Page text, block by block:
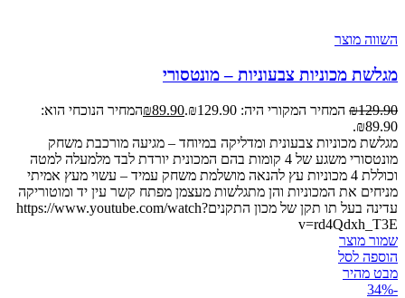
השווה מוצר
מגלשת מכוניות צבעוניות – מונטסורי
₪129.90 המחיר המקורי היה: ₪129.90. ₪89.90
המחיר הנוכחי הוא:
₪89.90.
מגלשת מכוניות צבעונית ומדליקה במיוחד – מגיעה מורכבת משחק
מונטסורי משגע של 4 קומות בהם המכונית יורדת לבד מלמעלה למטה
וכוללת 4 מכוניות עץ להנאה מושלמת משחק עמיד – עשוי מעץ אמיתי
מניחים את המכוניות והן מתגלשות מעצמן מפתח קשר עין יד ומוטוריקה
עדינה בעל תו תקן של מכון התקניםhttps://www.youtube.com/watch?
v=rd4Qdxh_T3E
שמור מוצר
הוספה לסל
מבט מהיר
-34%